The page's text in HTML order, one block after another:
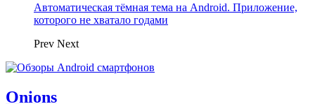
Автоматическая тёмная тема на Android. Приложение,
которого не хватало годами
Prev Next
Onions